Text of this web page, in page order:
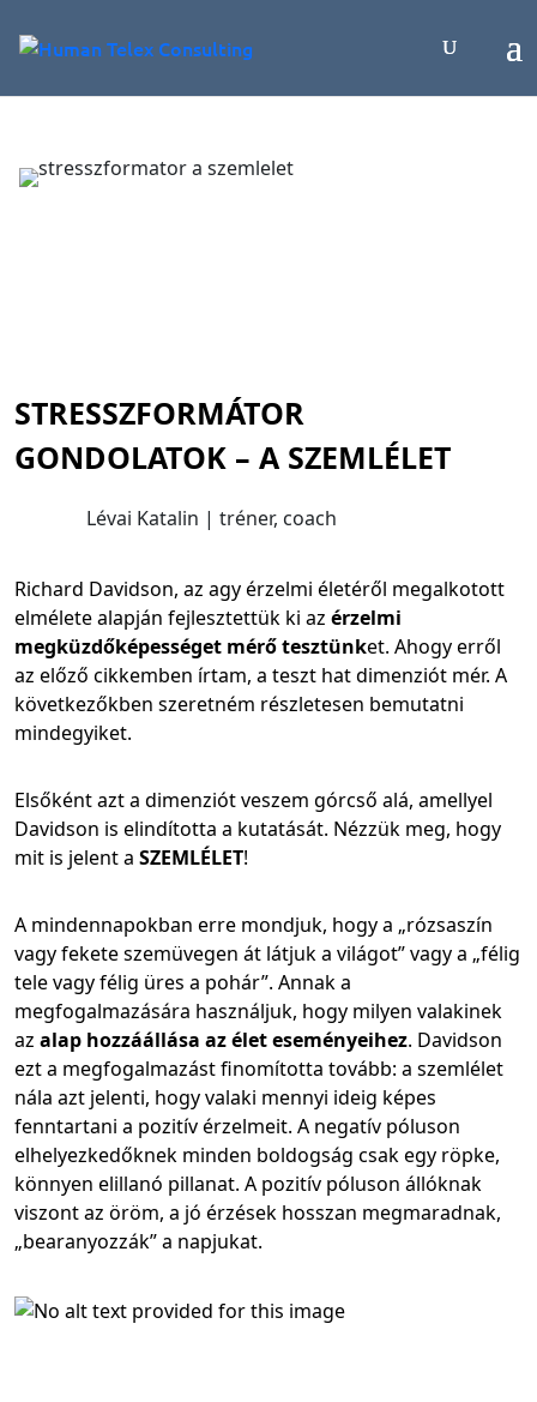
STRESSZFORMÁTOR
GONDOLATOK – A SZEMLÉLET
Lévai Katalin | tréner, coach
Richard Davidson, az agy érzelmi életéről megalkotott
elmélete alapján fejlesztettük ki az érzelmi
megküzdőképességet mérő tesztünket. Ahogy erről
az előző cikkemben írtam, a teszt hat dimenziót mér. A
következőkben szeretném részletesen bemutatni
mindegyiket.
Elsőként azt a dimenziót veszem górcső alá, amellyel
Davidson is elindította a kutatását. Nézzük meg, hogy
mit is jelent a SZEMLÉLET!
A mindennapokban erre mondjuk, hogy a „rózsaszín
vagy fekete szemüvegen át látjuk a világot” vagy a „félig
tele vagy félig üres a pohár”. Annak a
megfogalmazására használjuk, hogy milyen valakinek
az alap hozzáállása az élet eseményeihez. Davidson
ezt a megfogalmazást finomította tovább: a szemlélet
nála azt jelenti, hogy valaki mennyi ideig képes
fenntartani a pozitív érzelmeit. A negatív póluson
elhelyezkedőknek minden boldogság csak egy röpke,
könnyen elillanó pillanat. A pozitív póluson állóknak
viszont az öröm, a jó érzések hosszan megmaradnak,
„bearanyozzák” a napjukat.